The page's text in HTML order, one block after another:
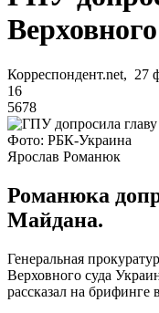
Корреспондент.net, 27
16
5678
Фото: РБК-Украина
Ярослав Романюк
Романюка
Майдана.
Генеральная
Верховного суда
рассказал на брифинге